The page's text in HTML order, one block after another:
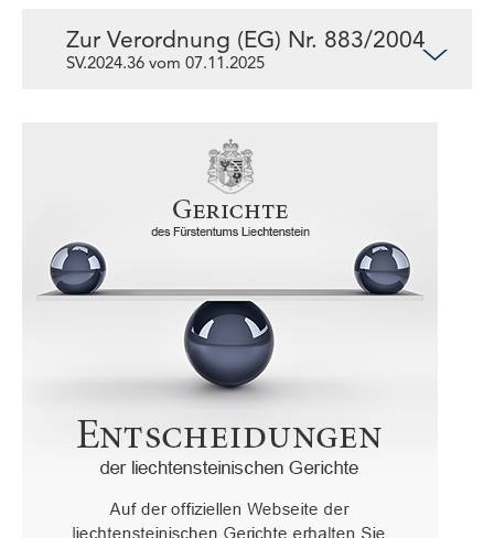
Zur Verordnung (EG) Nr. 883/2004
SV.2024.36 vom 07.11.2025